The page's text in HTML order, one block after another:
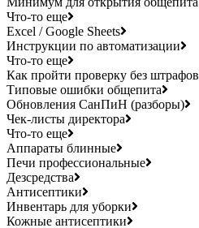
Что-то еще
Excel / Google Sheets
Инструкции по автоматизации
Что-то еще
Как пройти проверку без штрафов
Типовые ошибки общепита
Обновления СанПиН (разборы)
Чек-листы директора
Что-то еще
Аппараты блинные
Печи профессиональные
Дезсредства
Антисептики
Инвентарь для уборки
Кожные антисептики